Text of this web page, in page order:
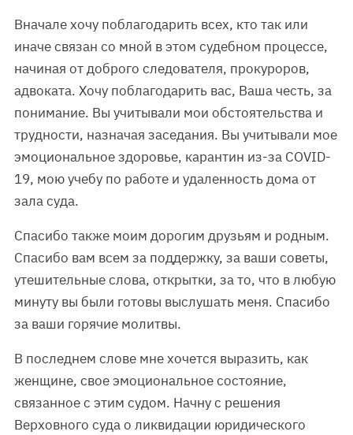
Вначале хочу поблагодарить всех, кто так или
иначе связан со мной в этом судебном процессе,
начиная от доброго следователя, прокуроров,
адвоката. Хочу поблагодарить вас, Ваша честь, за
понимание. Вы учитывали мои обстоятельства и
трудности, назначая заседания. Вы учитывали мое
эмоциональное здоровье, карантин из-за COVID-
19, мою учебу по работе и удаленность дома от
зала суда.
Спасибо также моим дорогим друзьям и родным.
Спасибо вам всем за поддержку, за ваши советы,
утешительные слова, открытки, за то, что в любую
минуту вы были готовы выслушать меня. Спасибо
за ваши горячие молитвы.
В последнем слове мне хочется выразить, как
женщине, свое эмоциональное состояние,
связанное с этим судом. Начну с решения
Верховного суда о ликвидации юридического